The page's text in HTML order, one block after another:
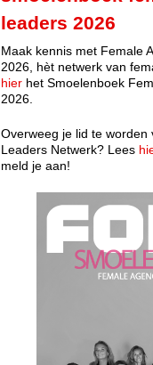
leaders 2026
Maak kennis met Female
2026, hèt netwerk van
hier het Smoelenboek
2026.
Overweeg je lid te worden
Leaders Netwerk? Lees
meld je aan!